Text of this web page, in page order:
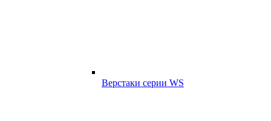
Верстаки серии WS